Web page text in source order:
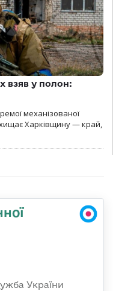
взяв у полон:
механізованої
Харківщину — край,
України